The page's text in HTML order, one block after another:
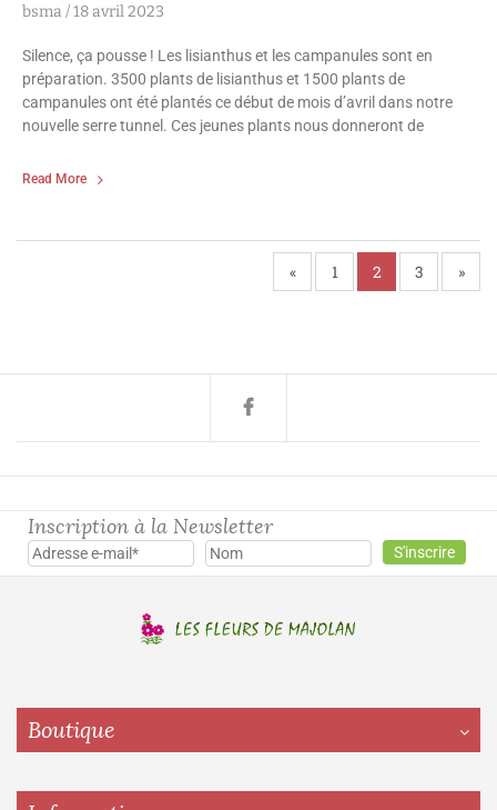
bsma 18 avril 2023
Silence, ça pousse ! Les lisianthus et les campanules sont en
préparation. 3500 plants de lisianthus et 1500 plants de
campanules ont été plantés ce début de mois d’avril dans notre
nouvelle serre tunnel. Ces jeunes plants nous donneront de
Read More
« 1 2 3 »
Inscription à la Newsletter
Boutique